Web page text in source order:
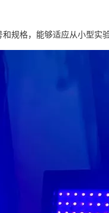
格，能够适应从小型实